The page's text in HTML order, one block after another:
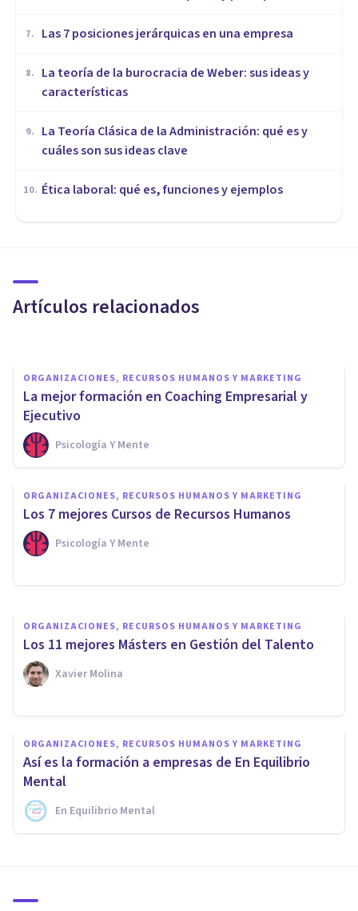
7. Las 7 posiciones jerárquicas en una empresa
8.
La teoría de la burocracia de Weber: sus ideas y
características
9.
La Teoría Clásica de la Administración: qué es y
cuáles son sus ideas clave
10. Ética laboral: qué es, funciones y ejemplos
Artículos relacionados
Recursos Humanos
ORGANIZACIONES, RECURSOS HUMANOS Y MARKETING
La mejor formación en Coaching Empresarial y
Ejecutivo
Psicología Y Mente
ORGANIZACIONES, RECURSOS HUMANOS Y MARKETING
Los 7 mejores Cursos de Recursos Humanos
Psicología Y Mente
La mejor Formación en
Recursos Humanos en Málaga
ORGANIZACIONES, RECURSOS HUMANOS Y MARKETING
Los 11 mejores Másters en Gestión del Talento
Xavier Molina
ORGANIZACIONES, RECURSOS HUMANOS Y MARKETING
Así es la formación a empresas de En Equilibrio
Mental
En Equilibrio Mental